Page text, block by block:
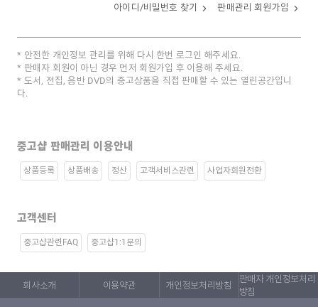
아이디/비밀번호 찾기 판매관리 회원가입
안전한 개인정보 관리를 위해 다시 한번 로그인 해주세요.
판매자 회원이 아닌 경우 먼저 회원가입 후 이용해 주세요.
도서, 전집, 음반 DVD의 중고상품을 직접 판매할 수 있는 열린공간입니
다.
중고샵 판매관리 이용안내
상품등록 상품배송 정산 고객서비스관련 사업자회원전환
고객센터
중고샵관련FAQ 중고샵1:1문의
회사소개 이용약관 개인정보처리방침
판매자 개인정보처리
방침